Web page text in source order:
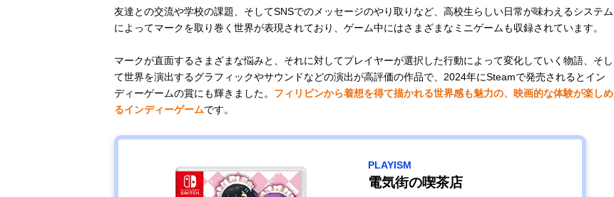
友達との交流や学校の課題、そしてSNSでのメッセージのやり取りなど、高校生らしい日常が味わえるシステム
によってマークを取り巻く世界が表現されており、ゲーム中にはさまざまなミニゲームも収録されています。
マークが直面するさまざまな悩みと、それに対してプレイヤーが選択した行動によって変化していく物語、そし
て世界を演出するグラフィックやサウンドなどの演出が高評価の作品で、2024年にSteamで発売されるとイン
ディーゲームの賞にも輝きました。 フィリピンから着想を得て描かれる世界感も魅力の、映画的な体験が楽しめ
るインディーゲームです。
PLAYISM
電気街の喫茶店